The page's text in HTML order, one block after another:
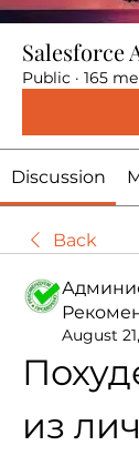
Salesforce
Public · 165
Discussion
Back
August
из